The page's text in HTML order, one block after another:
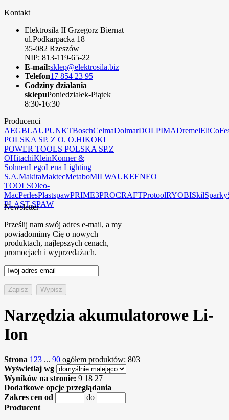
Kontakt
Elektrosiła II Grzegorz Biernat
ul.Podkarpacka 18
35-082 Rzeszów
NIP: 813-119-65-22
E-mail:sklep@elektrosila.biz
Telefon17 854 23 95
Godziny działania
sklepuPoniedziałek-Piątek
8:30-16:30
Producenci
AEGBLAUPUNKTBoschCelmaDolmarDOLPIMADremelEliCo
POLSKA SP. Z O. O.HIKOKI
POWER TOOLS POLSKA SP.Z
OHitachiKleinKonner &
SohnenLegoLena Lighting
S.A.MakitaMaktecMetaboMILWAUKEENEO
TOOLSOleo-
MacPerlesPlastspawPRIME3PROCRAFTProtoolRYOBISkilSparky
PLAST-SPAW
Newsletter
Prześlij nam swój adres e-mail, a my
powiadomimy Cię o nowych
produktach, najlepszych cenach,
promocjach i wyprzedażach.
Narzędzia akumulatorowe Li-
Ion
Strona 1 23 ... 90 ogółem produktów: 803
Wyświetlaj wg
Wyników na stronie: 9 18 27
Dodatkowe opcje przeglądania
Zakres cen od
do
Producent